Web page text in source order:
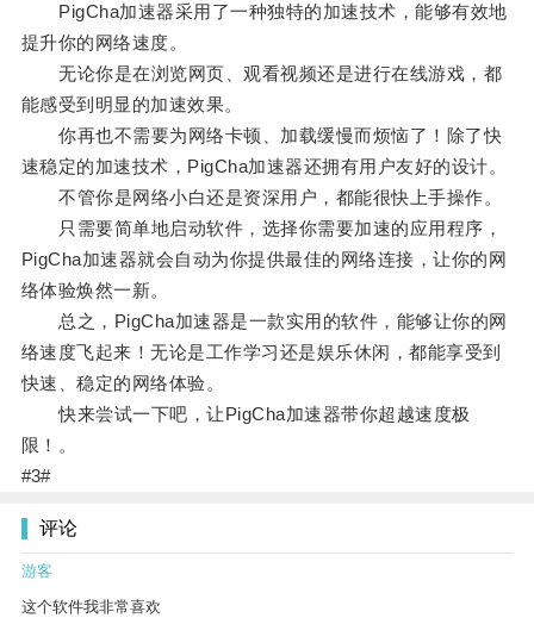
PigCha加速器采用了一种独特的加速技术，能够有效地
提升你的网络速度。
无论你是在浏览网页、观看视频还是进行在线游戏，都
能感受到明显的加速效果。
你再也不需要为网络卡顿、加载缓慢而烦恼了！除了快
速稳定的加速技术，PigCha加速器还拥有用户友好的设计。
不管你是网络小白还是资深用户，都能很快上手操作。
只需要简单地启动软件，选择你需要加速的应用程序，
PigCha加速器就会自动为你提供最佳的网络连接，让你的网
络体验焕然一新。
总之，PigCha加速器是一款实用的软件，能够让你的网
络速度飞起来！无论是工作学习还是娱乐休闲，都能享受到
快速、稳定的网络体验。
快来尝试一下吧，让PigCha加速器带你超越速度极
限！。
#3#
评论
游客
这个软件我非常喜欢